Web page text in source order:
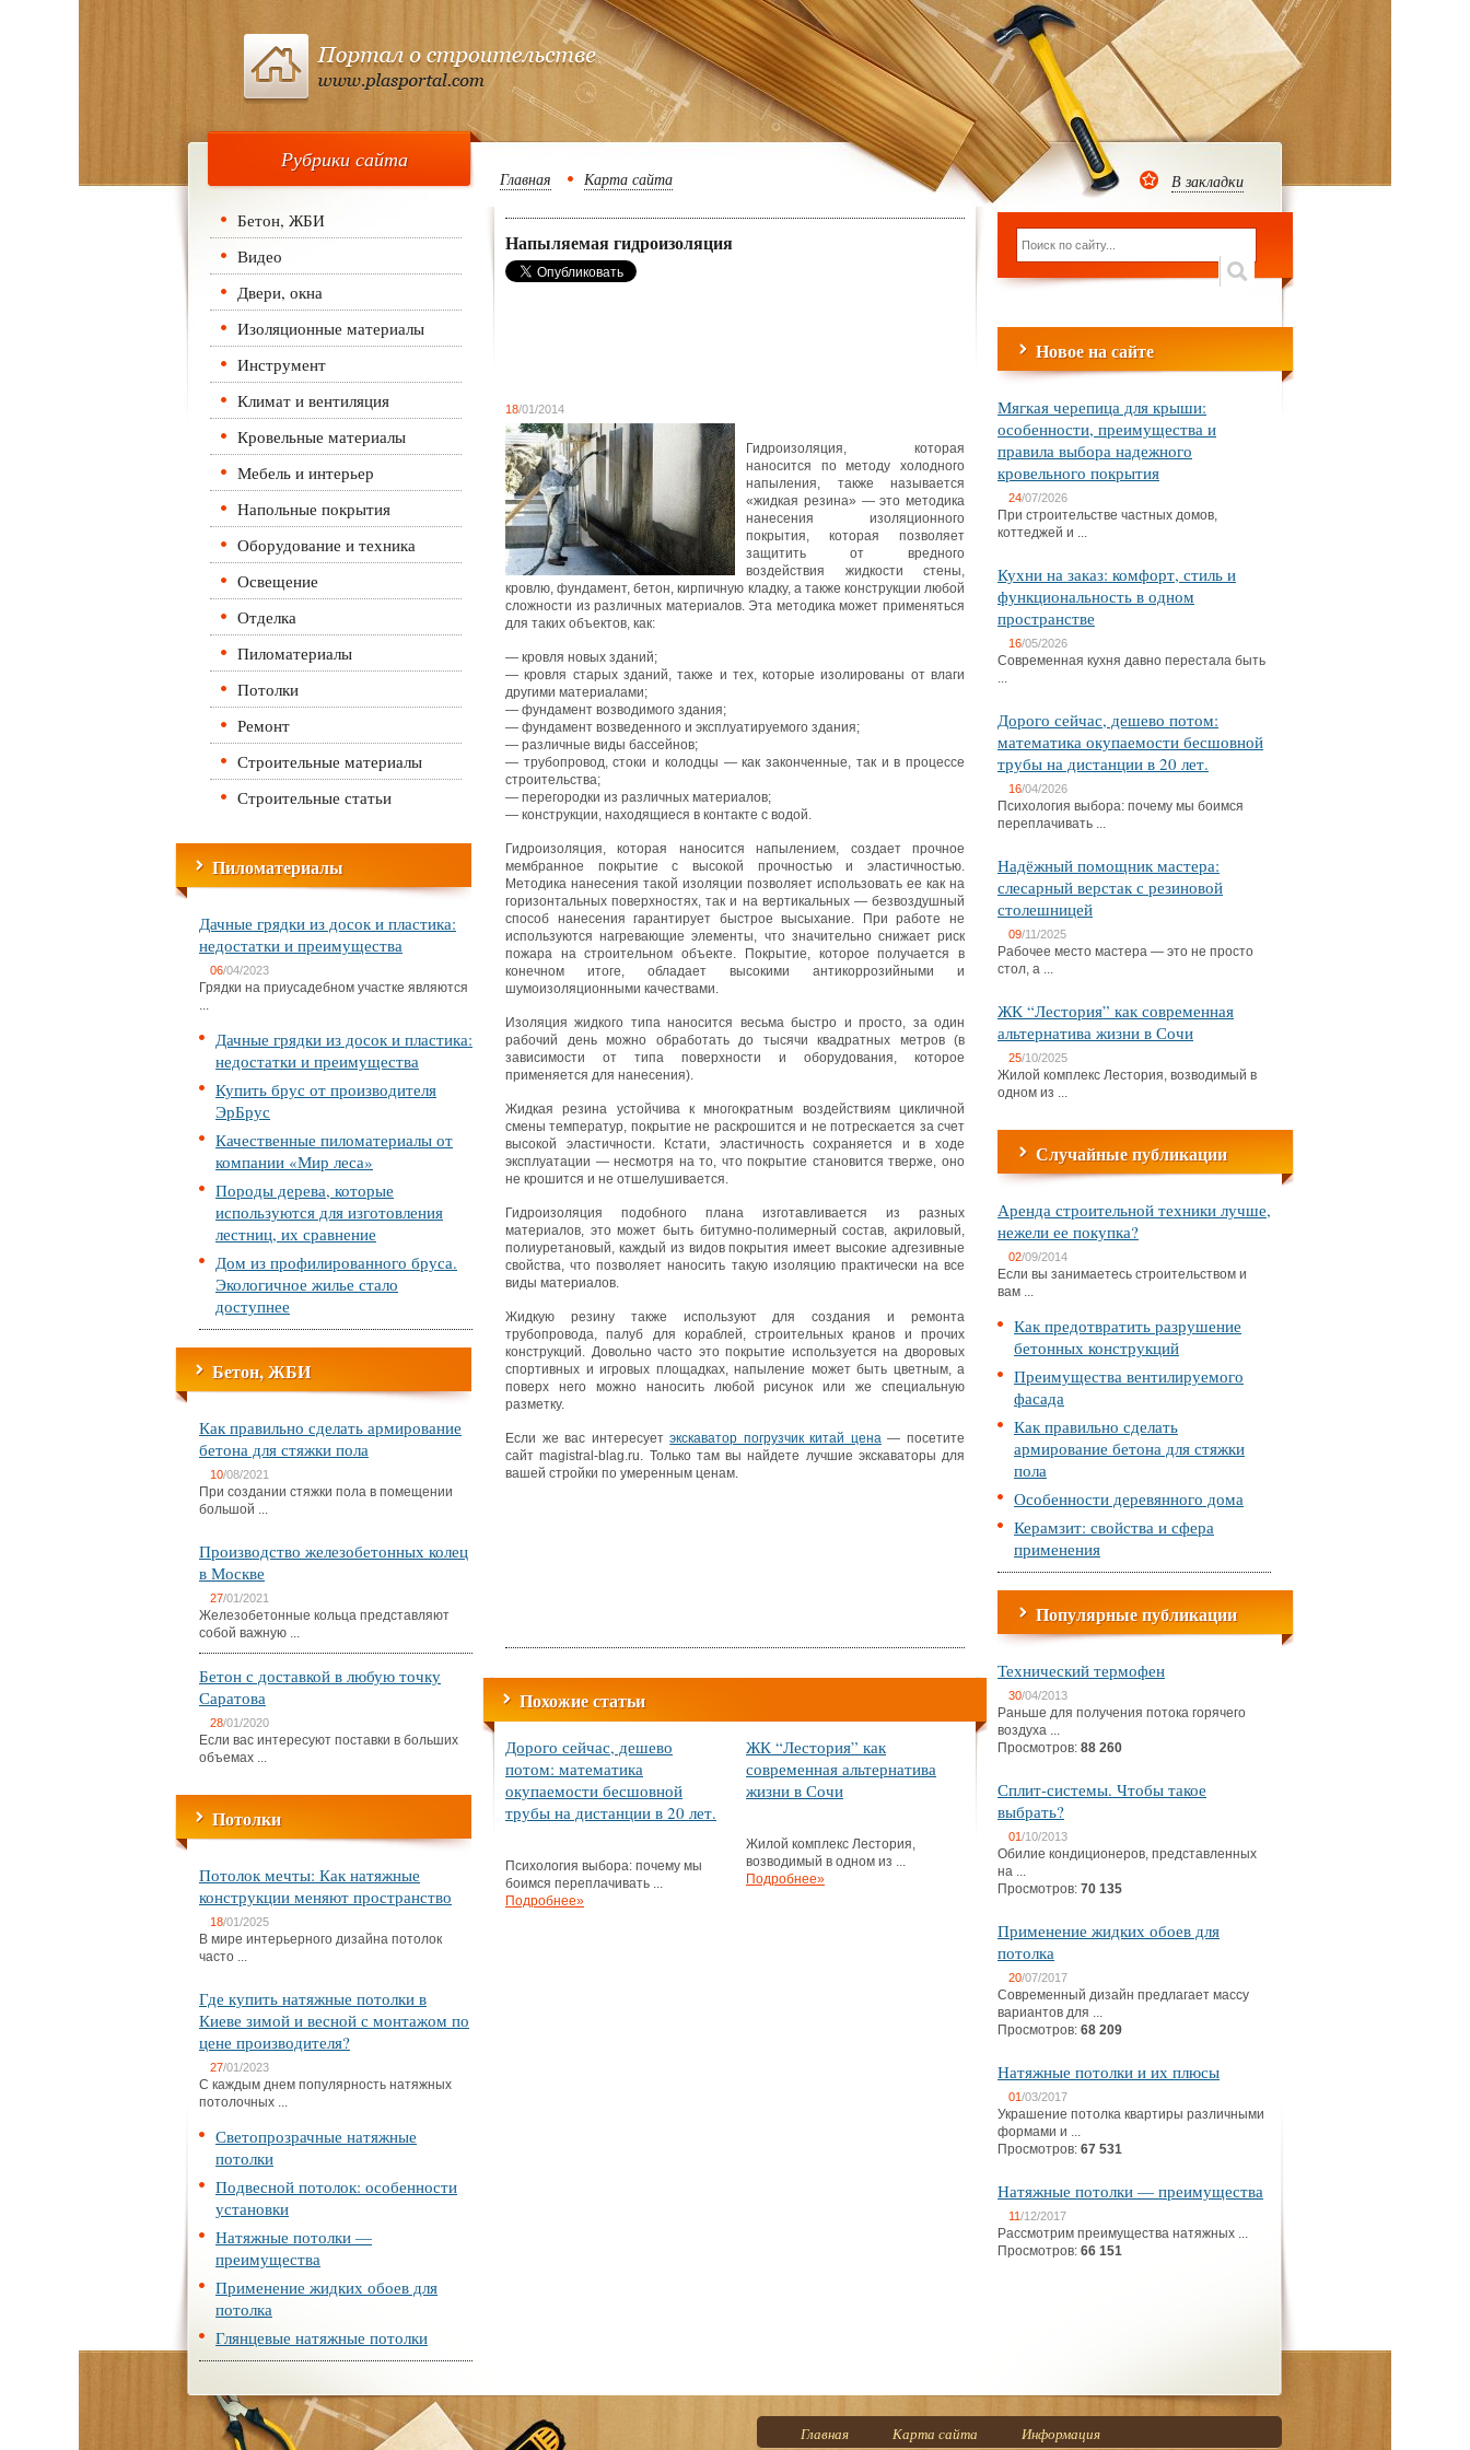
Рубрики сайта
Бетон, ЖБИ
Видео
Двери, окна
Изоляционные материалы
Инструмент
Климат и вентиляция
Кровельные материалы
Мебель и интерьер
Напольные покрытия
Оборудование и техника
Освещение
Отделка
Пиломатериалы
Потолки
Ремонт
Строительные материалы
Строительные статьи
Пиломатериалы
Дачные грядки из досок и пластика:
недостатки и преимущества
06/04/2023
Грядки на приусадебном участке являются
...
Дачные грядки из досок и пластика:
недостатки и преимущества
Купить брус от производителя
ЭрБрус
Качественные пиломатериалы от
компании «Мир леса»
Породы дерева, которые
используются для изготовления
лестниц, их сравнение
Дом из профилированного бруса.
Экологичное жилье стало
доступнее
Бетон, ЖБИ
Как правильно сделать армирование
бетона для стяжки пола
10/08/2021
При создании стяжки пола в помещении
большой ...
Производство железобетонных колец
в Москве
27/01/2021
Железобетонные кольца представляют
собой важную ...
Бетон с доставкой в любую точку
Саратова
28/01/2020
Если вас интересуют поставки в больших
объемах ...
Потолки
Потолок мечты: Как натяжные
конструкции меняют пространство
18/01/2025
В мире интерьерного дизайна потолок
часто ...
Где купить натяжные потолки в
Киеве зимой и весной с монтажом по
цене производителя?
27/01/2023
С каждым днем популярность натяжных
потолочных ...
Светопрозрачные натяжные
потолки
Подвесной потолок: особенности
установки
Натяжные потолки —
преимущества
Применение жидких обоев для
потолка
Глянцевые натяжные потолки
Главная Карта сайта
Напыляемая гидроизоляция
18/01/2014
Гидроизоляция, которая
наносится по методу холодного
напыления, также называется
«жидкая резина» — это методика
нанесения изоляционного
покрытия, которая позволяет
защитить от вредного
воздействия жидкости стены,
кровлю, фундамент, бетон, кирпичную кладку, а также конструкции любой
сложности из различных материалов. Эта методика может применяться
для таких объектов, как:
— кровля новых зданий;
— кровля старых зданий, также и тех, которые изолированы от влаги
другими материалами;
— фундамент возводимого здания;
— фундамент возведенного и эксплуатируемого здания;
— различные виды бассейнов;
— трубопровод, стоки и колодцы — как законченные, так и в процессе
строительства;
— перегородки из различных материалов;
— конструкции, находящиеся в контакте с водой.
Гидроизоляция, которая наносится напылением, создает прочное
мембранное покрытие с высокой прочностью и эластичностью.
Методика нанесения такой изоляции позволяет использовать ее как на
горизонтальных поверхностях, так и на вертикальных — безвоздушный
способ нанесения гарантирует быстрое высыхание. При работе не
используются нагревающие элементы, что значительно снижает риск
пожара на строительном объекте. Покрытие, которое получается в
конечном итоге, обладает высокими антикоррозийными и
шумоизоляционными качествами.
Изоляция жидкого типа наносится весьма быстро и просто, за один
рабочий день можно обработать до тысячи квадратных метров (в
зависимости от типа поверхности и оборудования, которое
применяется для нанесения).
Жидкая резина устойчива к многократным воздействиям цикличной
смены температур, покрытие не раскрошится и не потрескается за счет
высокой эластичности. Кстати, эластичность сохраняется и в ходе
эксплуатации — несмотря на то, что покрытие становится тверже, оно
не крошится и не отшелушивается.
Гидроизоляция подобного плана изготавливается из разных
материалов, это может быть битумно-полимерный состав, акриловый,
полиуретановый, каждый из видов покрытия имеет высокие адгезивные
свойства, что позволяет наносить такую изоляцию практически на все
виды материалов.
Жидкую резину также используют для создания и ремонта
трубопровода, палуб для кораблей, строительных кранов и прочих
конструкций. Довольно часто это покрытие используется на дворовых
спортивных и игровых площадках, напыление может быть цветным, а
поверх него можно наносить любой рисунок или же специальную
разметку.
Если же вас интересуетэкскаватор погрузчик китай цена— посетите
сайт magistral-blag.ru. Только там вы найдете лучшие экскаваторы для
вашей стройки по умеренным ценам.
Похожие статьи
Дорого сейчас, дешево
потом: математика
окупаемости бесшовной
трубы на дистанции в 20 лет.
Психология выбора: почему мы
боимся переплачивать ...
Подробнее»
ЖК “Лестория” как
современная альтернатива
жизни в Сочи
Жилой комплекс Лестория,
возводимый в одном из ...
Подробнее»
В закладки
Новое на сайте
Мягкая черепица для крыши:
особенности, преимущества и
правила выбора надежного
кровельного покрытия
24/07/2026
При строительстве частных домов,
коттеджей и ...
Кухни на заказ: комфорт, стиль и
функциональность в одном
пространстве
16/05/2026
Современная кухня давно перестала быть
...
Дорого сейчас, дешево потом:
математика окупаемости бесшовной
трубы на дистанции в 20 лет.
16/04/2026
Психология выбора: почему мы боимся
переплачивать ...
Надёжный помощник мастера:
слесарный верстак с резиновой
столешницей
09/11/2025
Рабочее место мастера — это не просто
стол, а ...
ЖК “Лестория” как современная
альтернатива жизни в Сочи
25/10/2025
Жилой комплекс Лестория, возводимый в
одном из ...
Случайные публикации
Аренда строительной техники лучше,
нежели ее покупка?
02/09/2014
Если вы занимаетесь строительством и
вам ...
Как предотвратить разрушение
бетонных конструкций
Преимущества вентилируемого
фасада
Как правильно сделать
армирование бетона для стяжки
пола
Особенности деревянного дома
Керамзит: свойства и сфера
применения
Популярные публикации
Технический термофен
30/04/2013
Раньше для получения потока горячего
воздуха ...
Просмотров: 88 260
Сплит-системы. Чтобы такое
выбрать?
01/10/2013
Обилие кондиционеров, представленных
на ...
Просмотров: 70 135
Применение жидких обоев для
потолка
20/07/2017
Современный дизайн предлагает массу
вариантов для ...
Просмотров: 68 209
Натяжные потолки и их плюсы
01/03/2017
Украшение потолка квартиры различными
формами и ...
Просмотров: 67 531
Натяжные потолки — преимущества
11/12/2017
Рассмотрим преимущества натяжных ...
Просмотров: 66 151
Главная Карта сайта Информация